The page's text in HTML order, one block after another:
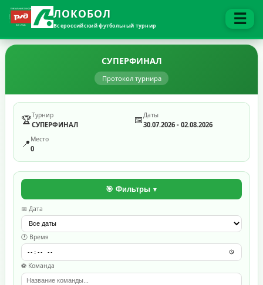
ЛОКОБОЛ
Всероссийский футбольный турнир ☰
СУПЕРФИНАЛ
Протокол турнира
🏆Турнир
СУПЕРФИНАЛ 📅 Даты
30.07.2026 - 02.08.2026
📍 Место
0
🎯 Фильтры
📅 Дата
🕐 Время
⚽ Команда